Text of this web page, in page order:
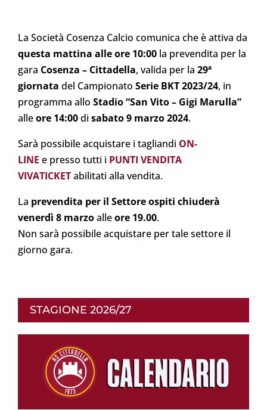
La Società Cosenza Calcio comunica che è attiva da
questa mattina alle ore 10:00 la prevendita per la
gara Cosenza – Cittadella, valida per la 29ª
giornata del Campionato Serie BKT 2023/24, in
programma allo Stadio “San Vito – Gigi Marulla”
alleore 14:00di sabato 9 marzo 2024.
Sarà possibile acquistare i tagliandi ON-
LINE e presso tutti i PUNTI VENDITA
VIVATICKETabilitati alla vendita.
La prevendita per il Settore ospiti chiuderà
venerdì 8 marzoalleore 19.00.
Non sarà possibile acquistare per tale settore il
giorno gara.
STAGIONE 2026/27